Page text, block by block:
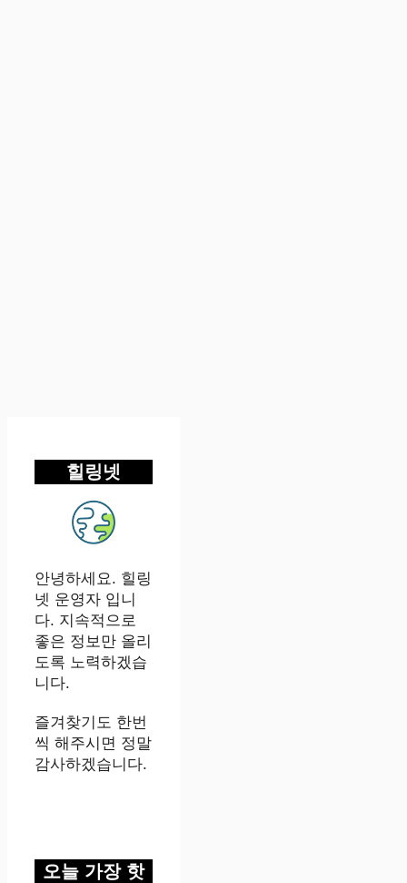
힐링넷
안녕하세요. 힐링
넷 운영자 입니
다. 지속적으로
좋은 정보만 올리
도록 노력하겠습
니다.
즐겨찾기도 한번
씩 해주시면 정말
감사하겠습니다.
오늘 가장 핫